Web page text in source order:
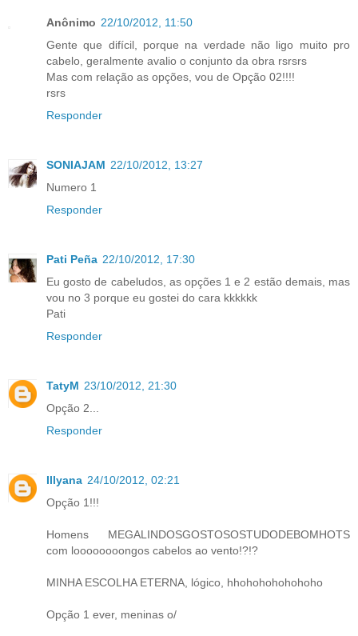
Anônimo 22/10/2012, 11:50
Gente que difícil, porque na verdade não ligo muito pro
cabelo, geralmente avalio o conjunto da obra rsrsrs
Mas com relação as opções, vou de Opção 02!!!!
rsrs
Responder
SONIAJAM 22/10/2012, 13:27
Numero 1
Responder
Pati Peña 22/10/2012, 17:30
Eu gosto de cabeludos, as opções 1 e 2 estão demais, mas
vou no 3 porque eu gostei do cara kkkkkk
Pati
Responder
TatyM 23/10/2012, 21:30
Opção 2...
Responder
Illyana 24/10/2012, 02:21
Opção 1!!!
Homens MEGALINDOSGOSTOSOSTUDODEBOMHOTS
com loooooooongos cabelos ao vento!?!?
MINHA ESCOLHA ETERNA, lógico, hhohohohohohoho
Opção 1 ever, meninas o/